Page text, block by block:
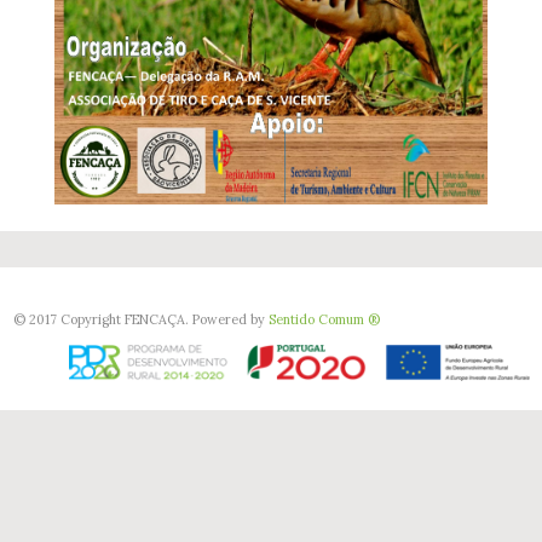
© 2017 Copyright FENCAÇA. Powered by Sentido Comum ®